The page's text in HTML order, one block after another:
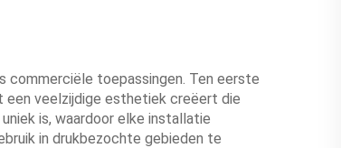
commerciële toepassingen. Ten eerste
een veelzijdige esthetiek creëert die
is, waardoor elke installatie
in drukbezochte gebieden te